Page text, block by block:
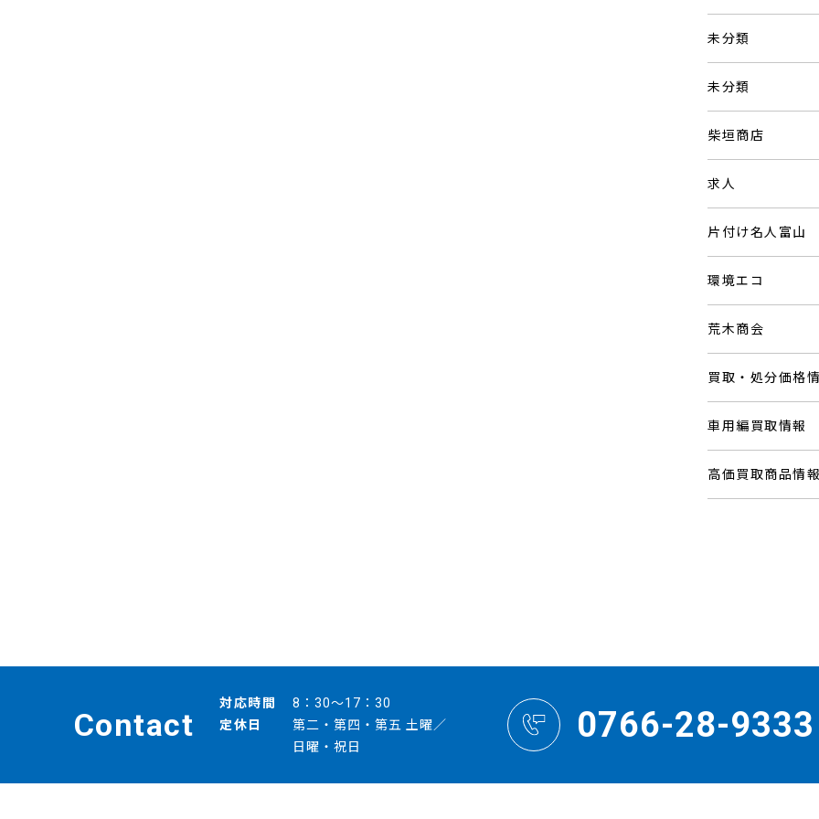
未分類
未分類
柴垣商店
求人
片付け名人富山
環境エコ
荒木商会
買取・処分価格
車用編買取情報
高価買取商品情
Contact
対応時間
8：30～17：30
定休日
第二・第四・第五 土曜／
日曜・祝日
0766-28-9333